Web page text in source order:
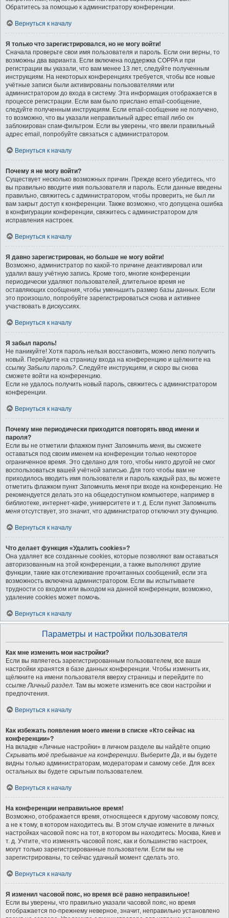
Обратитесь за помощью к администратору конференции.
Вернуться к началу
Я только что зарегистрировался, но не могу войти!
Сначала проверьте свои имя пользователя и пароль. Если они верны, то
возможны два варианта. Если включена поддержка COPPA и при
регистрации вы указали, что вам менее 13 лет, следуйте полученным
инструкциям. На некоторых конференциях требуется, чтобы все новые
учётные записи были активированы пользователями или
администратором до входа в систему. Эта информация отображается в
процессе регистрации. Если вам было прислано email-сообщение,
следуйте полученным инструкциям. Если email-сообщение не получено,
то возможно, что вы указали неправильный адрес email либо он
заблокирован спам-фильтром. Если вы уверены, что ввели правильный
адрес email, попробуйте связаться с администратором.
Вернуться к началу
Почему я не могу войти?
Существует несколько возможных причин. Прежде всего убедитесь, что
вы правильно вводите имя пользователя и пароль. Если данные введены
правильно, свяжитесь с администратором, чтобы проверить, не был ли
вам закрыт доступ к конференции. Также возможно, что допущена ошибка
в конфигурации конференции, свяжитесь с администратором для
исправления настроек.
Вернуться к началу
Я давно зарегистрирован, но больше не могу войти!
Возможно, администратор по какой-то причине деактивировал или
удалил вашу учётную запись. Кроме того, многие конференции
периодически удаляют пользователей, длительное время не
оставляющих сообщения, чтобы уменьшить размер базы данных. Если
это произошло, попробуйте зарегистрироваться снова и активнее
участвовать в дискуссиях.
Вернуться к началу
Я забыл пароль!
Не паникуйте! Хотя пароль нельзя восстановить, можно легко получить
новый. Перейдите на страницу входа на конференцию и щёлкните на
ссылку Забыли пароль?. Следуйте инструкциям, и скоро вы снова
сможете войти на конференцию.
Если не удалось получить новый пароль, свяжитесь с администратором
конференции.
Вернуться к началу
Почему мне периодически приходится повторять ввод имени и
пароля?
Если вы не отметили флажком пункт Запомнить меня, вы сможете
оставаться под своим именем на конференции только некоторое
ограниченное время. Это сделано для того, чтобы никто другой не смог
воспользоваться вашей учётной записью. Для того чтобы вам не
приходилось вводить имя пользователя и пароль каждый раз, вы можете
отметить флажком пункт Запомнить меня при входе на конференцию. Не
рекомендуется делать это на общедоступном компьютере, например в
библиотеке, интернет-кафе, университете и т. д. Если пункт Запомнить
меня отсутствует, это значит, что администратор отключил эту функцию.
Вернуться к началу
Что делает функция «Удалить cookies»?
Она удаляет все созданные cookies, которые позволяют вам оставаться
авторизованным на этой конференции, а также выполняют другие
функции, такие как отслеживание прочитанных сообщений, если эта
возможность включена администратором. Если вы испытываете
трудности со входом или выходом на данной конференции, возможно,
удаление cookies может помочь.
Вернуться к началу
Параметры и настройки пользователя
Как мне изменить мои настройки?
Если вы являетесь зарегистрированным пользователем, все ваши
настройки хранятся в базе данных конференции. Чтобы изменить их,
щёлкните на имени пользователя вверху страницы и перейдите по
ссылкеЛичный раздел. Там вы можете изменить все свои настройки и
предпочтения.
Вернуться к началу
Как избежать появления моего имени в списке «Кто сейчас на
конференции»?
На вкладке «Личные настройки» в личном разделе вы найдёте опцию
Скрывать моё пребывание на конференции. ВыберитеДа, и вы будете
видны только администраторам, модераторам и самому себе. Для всех
остальных вы будете скрытым пользователем.
Вернуться к началу
На конференции неправильное время!
Возможно, отображается время, относящееся к другому часовому поясу,
а не к тому, в котором находитесь вы. В этом случае измените в личных
настройках часовой пояс на тот, в котором вы находитесь: Москва, Киев и
т. д. Учтите, что изменять часовой пояс, как и большинство настроек,
могут только зарегистрированные пользователи. Если вы не
зарегистрированы, то сейчас удачный момент сделать это.
Вернуться к началу
Я изменил часовой пояс, но время всё равно неправильное!
Если вы уверены, что правильно указали часовой пояс, но время
отображается по-прежнему неверное, значит, неправильно установлено